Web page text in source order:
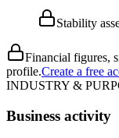
Stability
Financial figures,
profile.Create a free
INDUSTRY &
Business activity